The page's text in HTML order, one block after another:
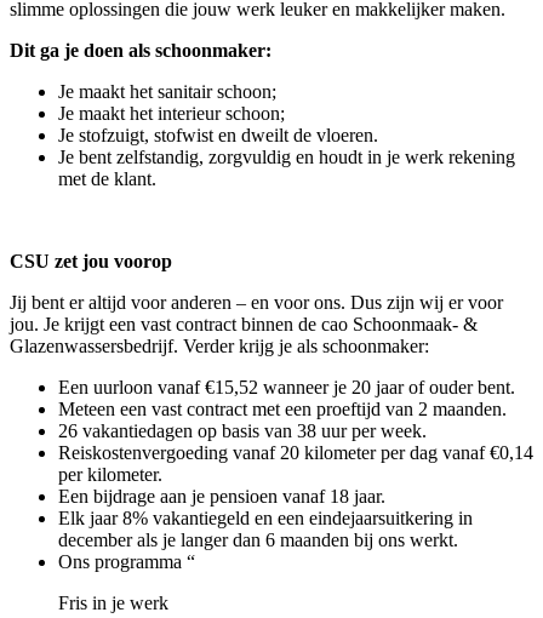
slimme oplossingen die jouw werk leuker en makkelijker maken.
Dit ga je doen als schoonmaker:
Je maakt het sanitair schoon;
Je maakt het interieur schoon;
Je stofzuigt, stofwist en dweilt de vloeren.
Je bent zelfstandig, zorgvuldig en houdt in je werk rekening
met de klant.
CSU zet jou voorop
Jij bent er altijd voor anderen – en voor ons. Dus zijn wij er voor
jou. Je krijgt een vast contract binnen de cao Schoonmaak- &
Glazenwassersbedrijf. Verder krijg je als schoonmaker:
Een uurloon vanaf €15,52 wanneer je 20 jaar of ouder bent.
Meteen een vast contract met een proeftijd van 2 maanden.
26 vakantiedagen op basis van 38 uur per week.
Reiskostenvergoeding vanaf 20 kilometer per dag vanaf €0,14
per kilometer.
Een bijdrage aan je pensioen vanaf 18 jaar.
Elk jaar 8% vakantiegeld en een eindejaarsuitkering in
december als je langer dan 6 maanden bij ons werkt.
Ons programma “
Fris in je werk